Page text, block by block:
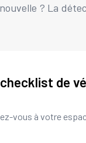
? La
de
vous à votre